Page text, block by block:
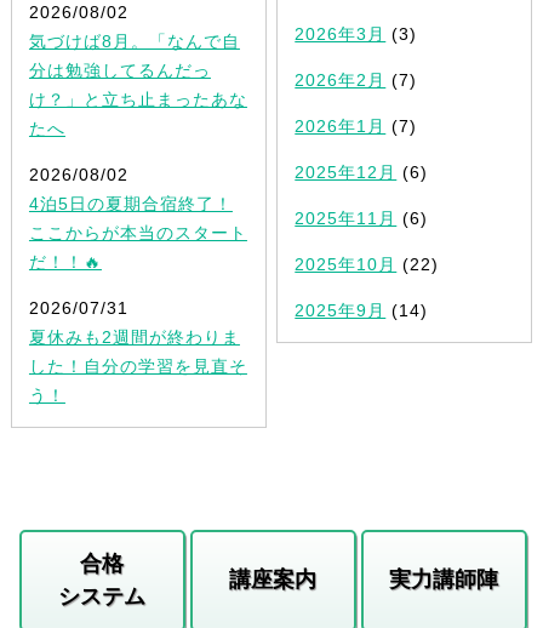
2026/08/02
気づけば8月。「なんで自
分は勉強してるんだっ
け？」と立ち止まったあな
たへ
2026/08/02
4泊5日の夏期合宿終了！
ここからが本当のスタート
だ！！🔥
2026/07/31
夏休みも2週間が終わりま
した！自分の学習を見直そ
う！
2026年3月 (3)
2026年2月 (7)
2026年1月 (7)
2025年12月 (6)
2025年11月 (6)
2025年10月 (22)
2025年9月 (14)
合格
システム
講座案内 実力講師陣